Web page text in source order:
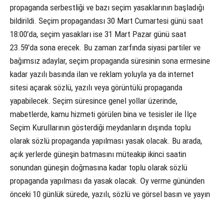
propaganda serbestliği ve bazı seçim yasaklarının başladığı
bildirildi. Seçim propagandası 30 Mart Cumartesi günü saat
18:00’da, seçim yasakları ise 31 Mart Pazar günü saat
23.59’da sona erecek. Bu zaman zarfında siyasi partiler ve
bağımsız adaylar, seçim propaganda süresinin sona ermesine
kadar yazılı basında ilan ve reklam yoluyla ya da internet
sitesi açarak sözlü, yazılı veya görüntülü propaganda
yapabilecek. Seçim süresince genel yollar üzerinde,
mabetlerde, kamu hizmeti görülen bina ve tesisler ile İlçe
Seçim Kurullarının gösterdiği meydanların dışında toplu
olarak sözlü propaganda yapılması yasak olacak. Bu arada,
açık yerlerde güneşin batmasını müteakip ikinci saatin
sonundan güneşin doğmasına kadar toplu olarak sözlü
propaganda yapılması da yasak olacak. Oy verme gününden
önceki 10 günlük sürede, yazılı, sözlü ve görsel basın ve yayın